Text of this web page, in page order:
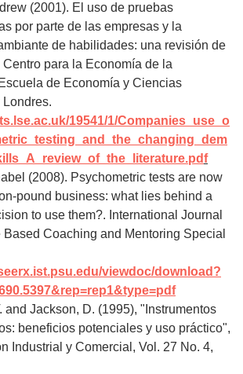
(2001). El uso de pruebas
por parte de las empresas y la
de habilidades: una revisión de
Centro para la Economía de la
de Economía y Ciencias
19541/1/Companies_use_o
f
(2008). Psychometric tests are now
pound business: what lies behind a
to use them?. International Journal
Coaching and Mentoring Special
viewdoc/download?
and Jackson, D. (1995), "Instrumentos
beneficios potenciales y uso práctico",
Industrial y Comercial, Vol. 27 No. 4,